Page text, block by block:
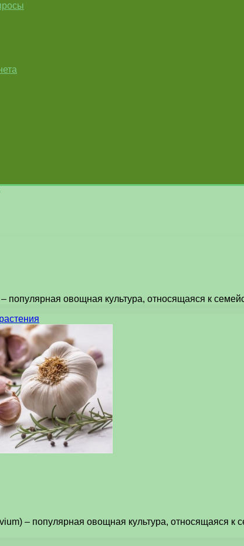
популярная овощная культура, относящаяся к
– популярная овощная культура, относящаяся